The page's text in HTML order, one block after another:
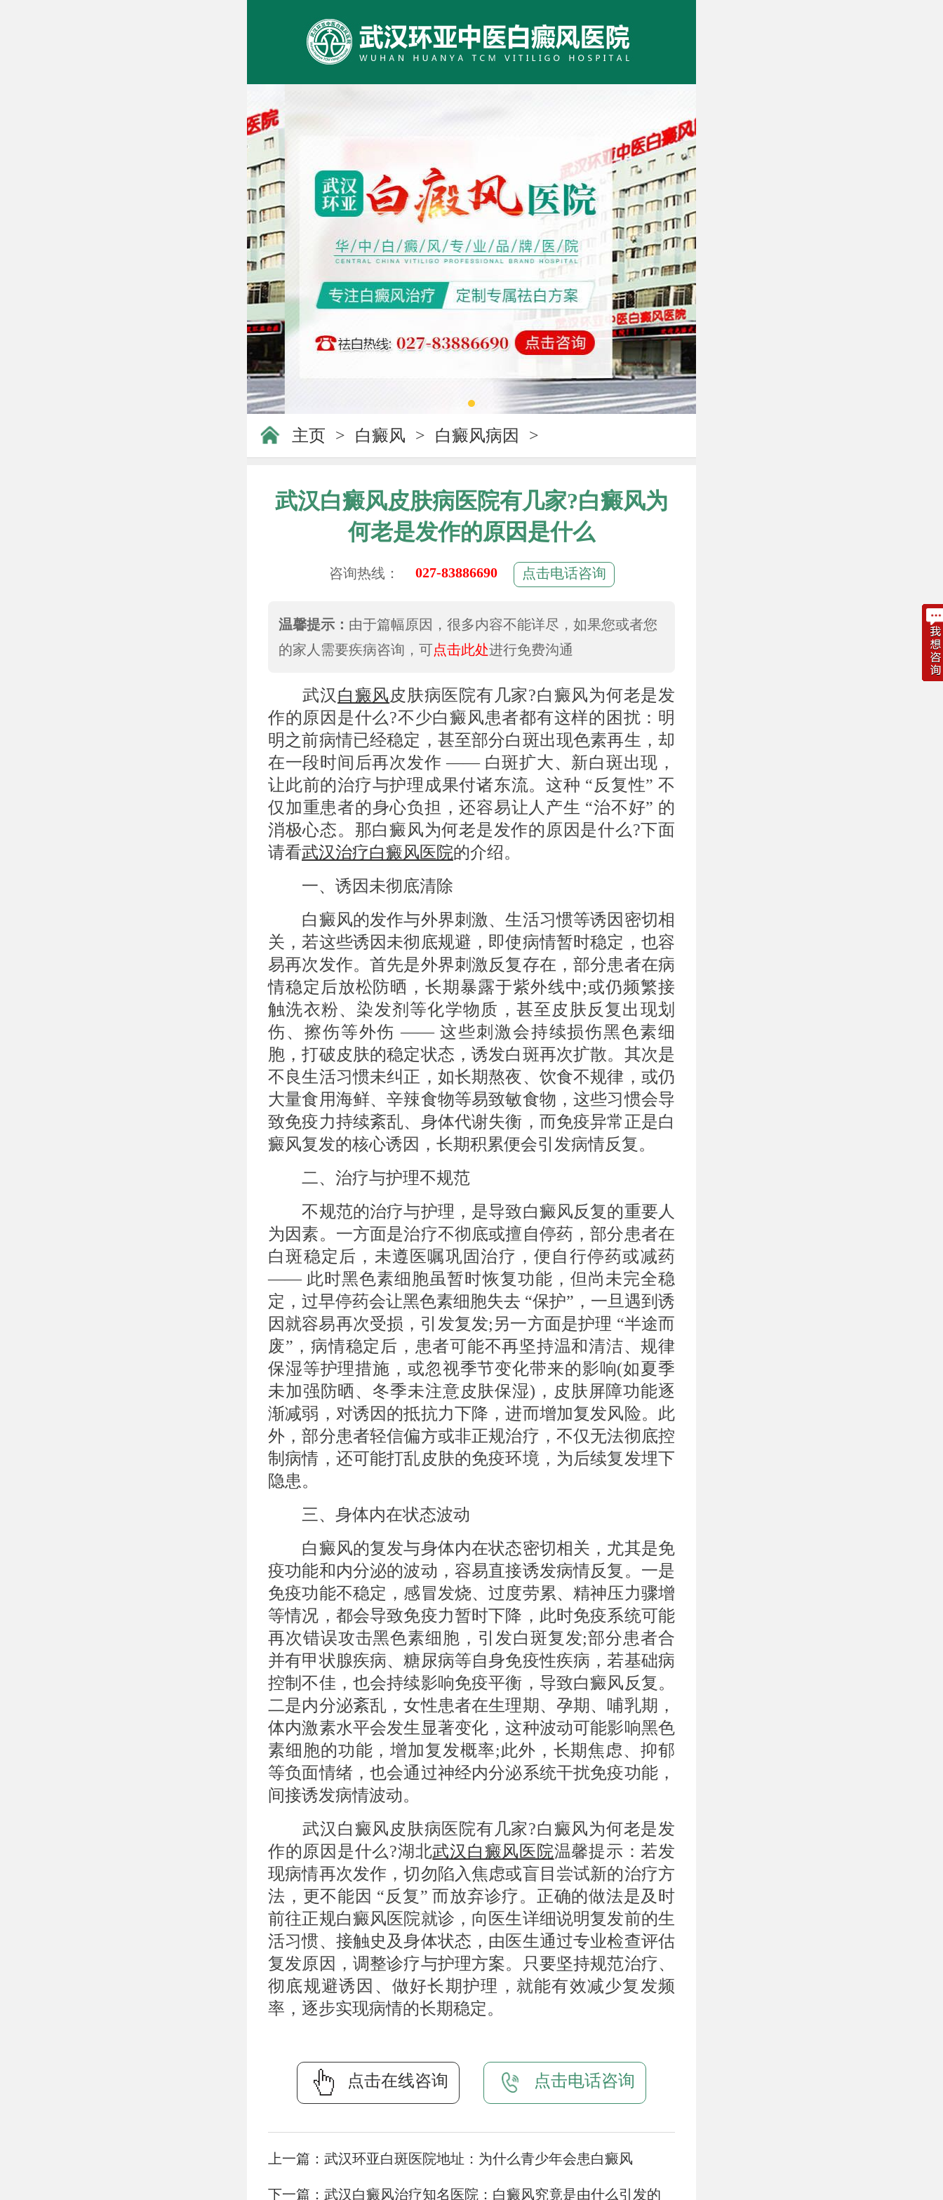
主页 > 白癜风 > 白癜风病因 >
武汉白癜风皮肤病医院有几家?白癜风为
何老是发作的原因是什么
咨询热线： 027-83886690 点击电话咨询
温馨提示： 由于篇幅原因，很多内容不能详尽，如果您或者您
的家人需要疾病咨询，可点击此处进行免费沟通
武汉白癜风皮肤病医院有几家?白癜风为何老是发
作的原因是什么?不少白癜风患者都有这样的困扰：明
明之前病情已经稳定，甚至部分白斑出现色素再生，却
在一段时间后再次发作 —— 白斑扩大、新白斑出现，
让此前的治疗与护理成果付诸东流。这种 “反复性” 不
仅加重患者的身心负担，还容易让人产生 “治不好” 的
消极心态。那白癜风为何老是发作的原因是什么?下面
请看武汉治疗白癜风医院的介绍。
一、诱因未彻底清除
白癜风的发作与外界刺激、生活习惯等诱因密切相
关，若这些诱因未彻底规避，即使病情暂时稳定，也容
易再次发作。首先是外界刺激反复存在，部分患者在病
情稳定后放松防晒，长期暴露于紫外线中;或仍频繁接
触洗衣粉、染发剂等化学物质，甚至皮肤反复出现划
伤、擦伤等外伤 —— 这些刺激会持续损伤黑色素细
胞，打破皮肤的稳定状态，诱发白斑再次扩散。其次是
不良生活习惯未纠正，如长期熬夜、饮食不规律，或仍
大量食用海鲜、辛辣食物等易致敏食物，这些习惯会导
致免疫力持续紊乱、身体代谢失衡，而免疫异常正是白
癜风复发的核心诱因，长期积累便会引发病情反复。
二、治疗与护理不规范
不规范的治疗与护理，是导致白癜风反复的重要人
为因素。一方面是治疗不彻底或擅自停药，部分患者在
白斑稳定后，未遵医嘱巩固治疗，便自行停药或减药
—— 此时黑色素细胞虽暂时恢复功能，但尚未完全稳
定，过早停药会让黑色素细胞失去 “保护”，一旦遇到诱
因就容易再次受损，引发复发;另一方面是护理 “半途而
废”，病情稳定后，患者可能不再坚持温和清洁、规律
保湿等护理措施，或忽视季节变化带来的影响(如夏季
未加强防晒、冬季未注意皮肤保湿)，皮肤屏障功能逐
渐减弱，对诱因的抵抗力下降，进而增加复发风险。此
外，部分患者轻信偏方或非正规治疗，不仅无法彻底控
制病情，还可能打乱皮肤的免疫环境，为后续复发埋下
隐患。
三、身体内在状态波动
白癜风的复发与身体内在状态密切相关，尤其是免
疫功能和内分泌的波动，容易直接诱发病情反复。一是
免疫功能不稳定，感冒发烧、过度劳累、精神压力骤增
等情况，都会导致免疫力暂时下降，此时免疫系统可能
再次错误攻击黑色素细胞，引发白斑复发;部分患者合
并有甲状腺疾病、糖尿病等自身免疫性疾病，若基础病
控制不佳，也会持续影响免疫平衡，导致白癜风反复。
二是内分泌紊乱，女性患者在生理期、孕期、哺乳期，
体内激素水平会发生显著变化，这种波动可能影响黑色
素细胞的功能，增加复发概率;此外，长期焦虑、抑郁
等负面情绪，也会通过神经内分泌系统干扰免疫功能，
间接诱发病情波动。
武汉白癜风皮肤病医院有几家?白癜风为何老是发
作的原因是什么?湖北武汉白癜风医院温馨提示：若发
现病情再次发作，切勿陷入焦虑或盲目尝试新的治疗方
法，更不能因 “反复” 而放弃诊疗。正确的做法是及时
前往正规白癜风医院就诊，向医生详细说明复发前的生
活习惯、接触史及身体状态，由医生通过专业检查评估
复发原因，调整诊疗与护理方案。只要坚持规范治疗、
彻底规避诱因、做好长期护理，就能有效减少复发频
率，逐步实现病情的长期稳定。
点击在线咨询 点击电话咨询
上一篇： 武汉环亚白斑医院地址：为什么青少年会患白癜风
下一篇： 武汉白癜风治疗知名医院：白癜风究竟是由什么引发的